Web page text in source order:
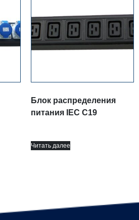
Блок распределения
питания IEC C19
Читать далее